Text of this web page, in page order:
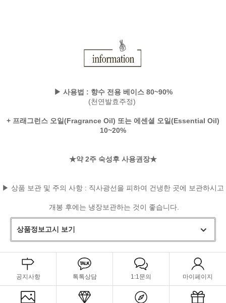
▶ 사용법 : 향수 전용 베이스 80~90%
(천연발효주정)
+ 프래그런스 오일(Fragrance Oil) 또는 에센셜 오일(Essential Oil)
10~20%
★약 2주 숙성후 사용권장★
▶ 상품 보관 및 주의 사항 : 직사광선을 피하여 건냉한 곳에 보관하시고
개봉 후에는 냉장보관하는 것이 좋습니다.
상품정보고시 보기
공지사항 톡톡상담 1:1문의 마이페이지